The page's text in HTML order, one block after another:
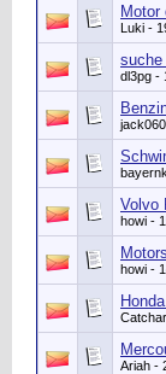
Motor
Luki -
dl3pg -
Volvo
howi -
howi -
Ariah -